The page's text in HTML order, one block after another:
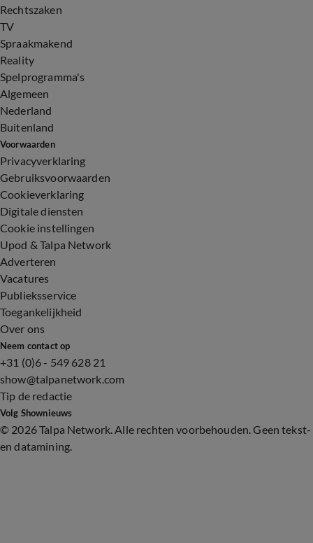
Rechtszaken
TV
Spraakmakend
Reality
Spelprogramma's
Algemeen
Nederland
Buitenland
Voorwaarden
Privacyverklaring
Gebruiksvoorwaarden
Cookieverklaring
Digitale diensten
Cookie instellingen
Upod & Talpa Network
Adverteren
Vacatures
Publieksservice
Toegankelijkheid
Over ons
Neem contact op
+31 (0)6 - 549 628 21
show@talpanetwork.com
Tip de redactie
Volg Shownieuws
© 2026 Talpa Network. Alle rechten voorbehouden. Geen tekst-
en datamining.